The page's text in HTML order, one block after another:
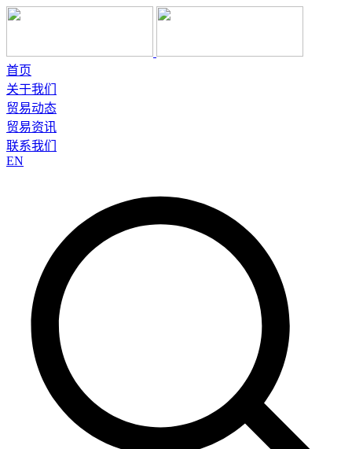
首页
关于我们
贸易动态
贸易资讯
联系我们
EN